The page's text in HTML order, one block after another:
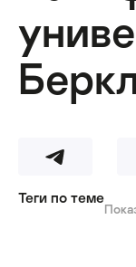
Теги по теме